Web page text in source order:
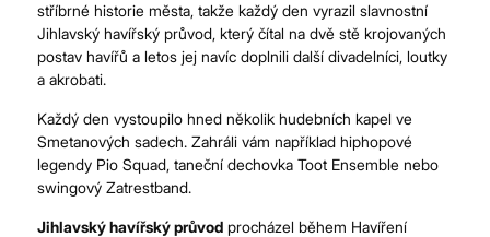
stříbrné historie města, takže každý den vyrazil slavnostní
Jihlavský havířský průvod, který čítal na dvě stě krojovaných
postav havířů a letos jej navíc doplnili další divadelníci, loutky
a akrobati.
Každý den vystoupilo hned několik hudebních kapel ve
Smetanových sadech. Zahráli vám například hiphopové
legendy Pio Squad, taneční dechovka Toot Ensemble nebo
swingový Zatrestband.
Jihlavský havířský průvod procházel během Havíření